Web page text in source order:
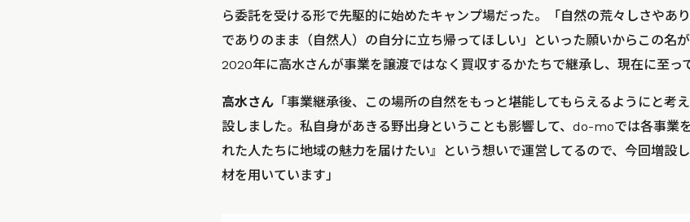
ら委託を受ける形で先駆的に始めたキャンプ場だった。「自然の荒々しさやあ
でありのまま（自然人）の自分に立ち帰ってほしい」といった願いからこの名
2020年に高水さんが事業を譲渡ではなく買収するかたちで継承し、現在に至っ
高水さん 「事業継承後、この場所の自然をもっと堪能してもらえるようにと考
設しました。私自身があきる野出身ということも影響して、do-moでは各事業
れた人たちに地域の魅力を届けたい』という想いで運営してるので、今回増設
材を用いています」